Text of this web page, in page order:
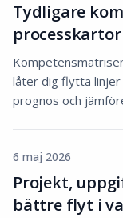
Tydligare
låter dig flytta linjer
prognos och
6 maj 2026
Projekt,
bättre flyt i